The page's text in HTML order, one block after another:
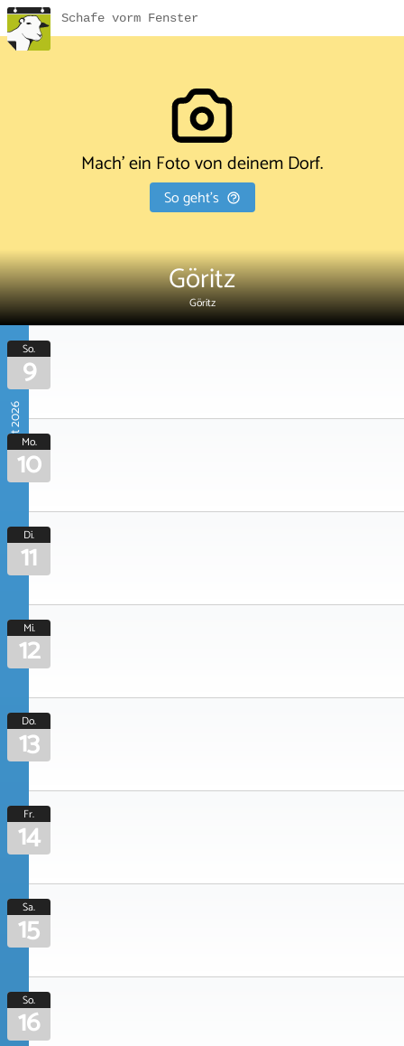
Schafe vorm Fenster
Mach' ein Foto von deinem Dorf.
So geht's
Göritz
Göritz
August 2026
So.
9
Mo.
10
Di.
11
Mi.
12
Do.
13
Fr.
14
Sa.
15
So.
16